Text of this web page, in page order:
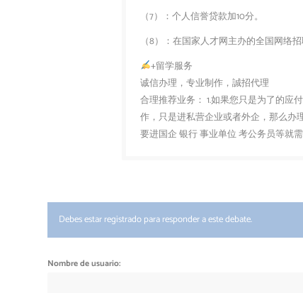
（7）：个人信誉贷款加10分。
（8）：在国家人才网主办的全国网络
+留学服务
诚信办理，专业制作，誠招代理
合理推荐业务： 1.如果您只是为了的应
作，只是进私营企业或者外企，那么办
要进国企 银行 事业单位 考公务员等就
Debes estar registrado para responder a este debate.
Nombre de usuario: